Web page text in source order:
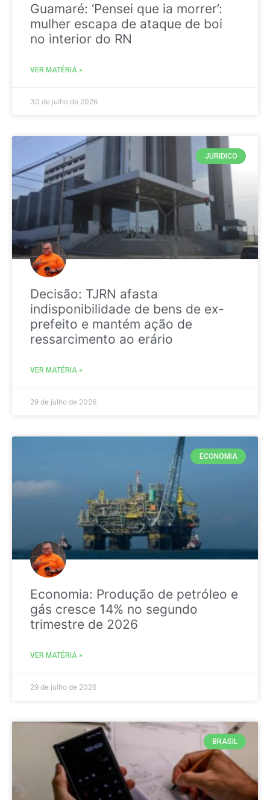
Guamaré: ‘Pensei que ia morrer’:
mulher escapa de ataque de boi
no interior do RN
VER MATÉRIA »
30 de julho de 2026
JURIDICO
Decisão: TJRN afasta
indisponibilidade de bens de ex-
prefeito e mantém ação de
ressarcimento ao erário
VER MATÉRIA »
29 de julho de 2026
ECONOMIA
Economia: Produção de petróleo e
gás cresce 14% no segundo
trimestre de 2026
VER MATÉRIA »
29 de julho de 2026
BRASIL